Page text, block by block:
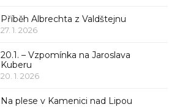
Příběh Albrechta z Valdštejnu
27. 1. 2026
20.1. – Vzpomínka na Jaroslava
Kuberu
20. 1. 2026
Na plese v Kamenici nad Lipou